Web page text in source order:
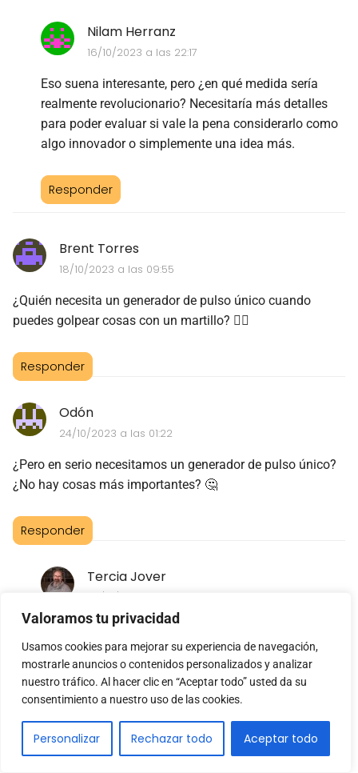
Valoramos tu privacidad
Usamos cookies para mejorar su experiencia de navegación,
mostrarle anuncios o contenidos personalizados y analizar
nuestro tráfico. Al hacer clic en “Aceptar todo” usted da su
consentimiento a nuestro uso de las cookies.
Personalizar Rechazar todo Aceptar todo
Nilam Herranz
16/10/2023 a las 22:17
Eso suena interesante, pero ¿en qué medida sería
realmente revolucionario? Necesitaría más detalles
para poder evaluar si vale la pena considerarlo como
algo innovador o simplemente una idea más.
Responder
Brent Torres
18/10/2023 a las 09:55
¿Quién necesita un generador de pulso único cuando
puedes golpear cosas con un martillo? 🤷‍♂️
Responder
Odón
24/10/2023 a las 01:22
¿Pero en serio necesitamos un generador de pulso único?
¿No hay cosas más importantes? 🤔
Responder
Tercia Jover
24/10/2023 a las 12:22
Cada invento tiene su propósito y aplicaciones.
Quizás no lo veas necesario, pero para muchos puede
ser útil. Hay espacio para todo en la innovación, así
que no descartemos avances por no entender su
valor. 😉
Responder